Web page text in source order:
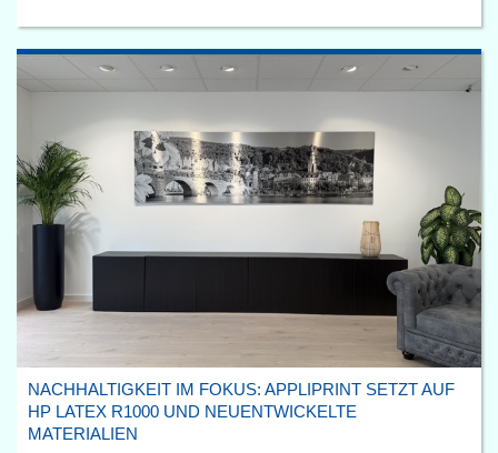
NACHHALTIGKEIT IM FOKUS: APPLIPRINT SETZT AUF
HP LATEX R1000 UND NEUENTWICKELTE
MATERIALIEN